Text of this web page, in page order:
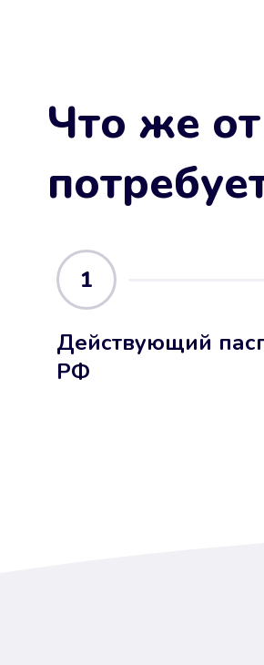
Что же
1
Действующий
РФ